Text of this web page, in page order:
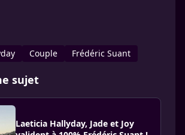
Couple Frédéric Suant
sujet
Laeticia Hallyday, Jade et Joy